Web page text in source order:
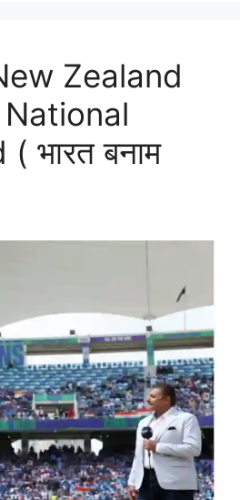
Zealand
भारत बनाम